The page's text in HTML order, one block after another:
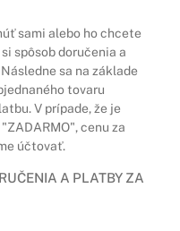
sami alebo ho chcete
spôsob doručenia a
sa na základe
tovaru
V prípade, že je
cenu za
účtovať.
A PLATBY ZA